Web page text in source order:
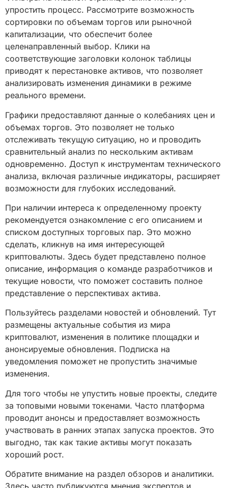
упростить процесс. Рассмотрите возможность
сортировки по объемам торгов или рыночной
капитализации, что обеспечит более
целенаправленный выбор. Клики на
соответствующие заголовки колонок таблицы
приводят к перестановке активов, что позволяет
анализировать изменения динамики в режиме
реального времени.
Графики предоставляют данные о колебаниях цен и
объемах торгов. Это позволяет не только
отслеживать текущую ситуацию, но и проводить
сравнительный анализ по нескольким активам
одновременно. Доступ к инструментам технического
анализа, включая различные индикаторы, расширяет
возможности для глубоких исследований.
При наличии интереса к определенному проекту
рекомендуется ознакомление с его описанием и
списком доступных торговых пар. Это можно
сделать, кликнув на имя интересующей
криптовалюты. Здесь будет представлено полное
описание, информация о команде разработчиков и
текущие новости, что поможет составить полное
представление о перспективах актива.
Пользуйтесь разделами новостей и обновлений. Тут
размещены актуальные события из мира
криптовалют, изменения в политике площадки и
анонсируемые обновления. Подписка на
уведомления поможет не пропустить значимые
изменения.
Для того чтобы не упустить новые проекты, следите
за топовыми новыми токенами. Часто платформа
проводит анонсы и предоставляет возможность
участвовать в ранних этапах запуска проектов. Это
выгодно, так как такие активы могут показать
хороший рост.
Обратите внимание на раздел обзоров и аналитики.